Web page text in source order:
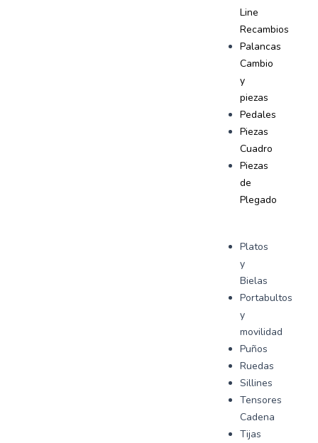
Line
Recambios
Palancas
Cambio
y
piezas
Pedales
Piezas
Cuadro
Piezas
de
Plegado
Platos
y
Bielas
Portabultos
y
movilidad
Puños
Ruedas
Sillines
Tensores
Cadena
Tijas